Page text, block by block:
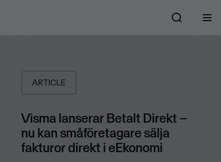
ARTICLE
Visma lanserar Betalt Direkt –
nu kan småföretagare sälja
fakturor direkt i eEkonomi